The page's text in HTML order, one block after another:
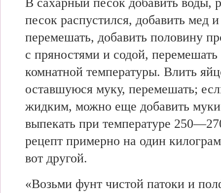
песок распустился, добавить мед
перемешать, добавить половину
с пряностями и содой, перемешать
комнатной температуры. Влить
оставшуюся муку, перемешать;
жидким, можно еще добавить
выпекать при температуре
рецепт примерно на один
вот другой.
«Возьми фунт чистой патоки и